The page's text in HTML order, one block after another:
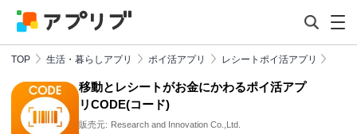
TOP 生活・暮らしアプリ ポイ活アプリ レシートポイ活アプリ
移動とレシートがお金にかわるポイ活アプ
リCODE(コード)
販売元: Research and Innovation Co.,Ltd.